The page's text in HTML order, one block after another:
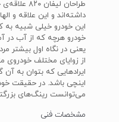
طراحان
داشته‌اند و این علاقه و
این خودرو خیلی شبیه
خودرو هرچه که از آب در
یعنی در نگاه اول بیشتر
از زوایای مختلف خودروی
اینچی باشد. در حقیقت
می‌توانست رینگ‌های
مشخصات فنی